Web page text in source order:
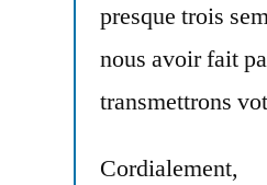
presque trois
nous avoir fait
transmettrons
Cordialement,